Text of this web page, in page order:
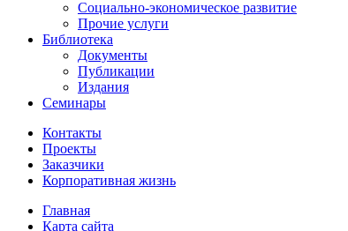
Социально-экономическое развитие
Прочие услуги
Библиотека
Документы
Публикации
Издания
Семинары
Контакты
Проекты
Заказчики
Корпоративная жизнь
Главная
Карта сайта